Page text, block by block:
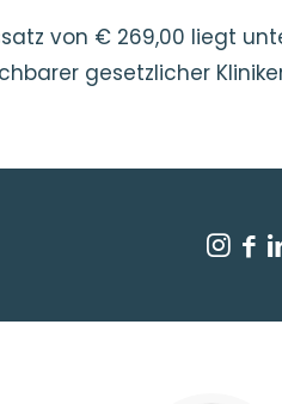
von € 269,00 liegt
gesetzlicher